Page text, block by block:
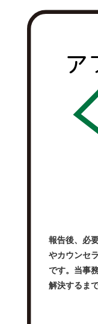
報告後、必
やカウンセ
です。当事
解決するま